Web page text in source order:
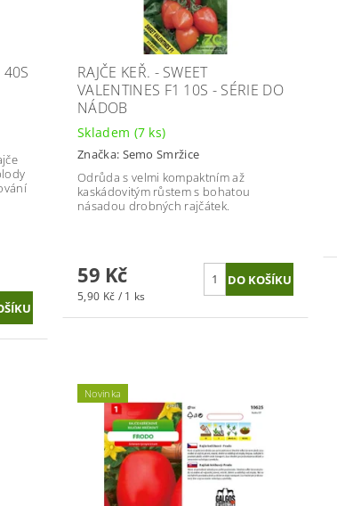
40S
RAJČE KEŘ. - SWEET
VALENTINES F1 10S - SÉRIE DO
NÁDOB
Skladem (7 ks)
Značka: Semo Smržice
Odrůda s velmi kompaktním až
kaskádovitým růstem s bohatou
násadou drobných rajčátek.
59 Kč
5,90 Kč / 1 ks
Novinka